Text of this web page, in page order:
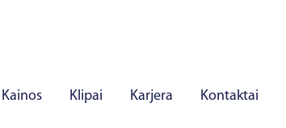
Kainos Klipai Karjera Kontaktai